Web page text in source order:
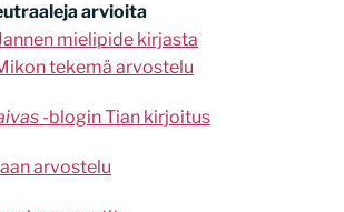
arvioita
mielipide kirjasta
tekemä arvostelu
-blogin Tian kirjoitus
arvostelu